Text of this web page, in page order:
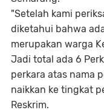
"Setelah kami
diketahui bahwa
merupakan warga
Jadi total ada 6
perkara atas nama
naikkan ke tingkat
Reskrim.